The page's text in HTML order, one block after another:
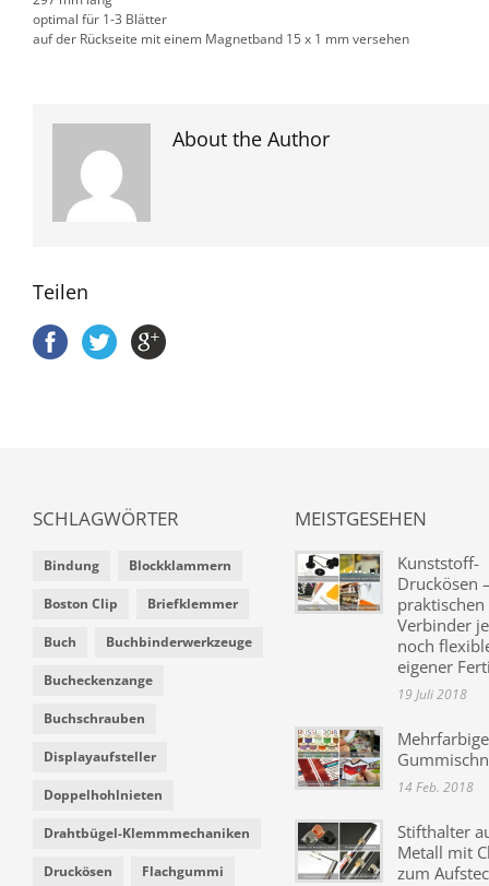
optimal für 1-3 Blätter
auf der Rückseite mit einem Magnetband 15 x 1 mm versehen
About the Author
Teilen
SCHLAGWÖRTER
Bindung Blockklammern
Boston Clip Briefklemmer
Buch Buchbinderwerkzeuge
Bucheckenzange
Buchschrauben
Displayaufsteller
Doppelhohlnieten
Drahtbügel-Klemmmechaniken
Druckösen Flachgummi
MEISTGESEHEN
Kunststoff-
Druckösen
praktischen
Verbinder
noch
eigener
19 Juli 2018
Mehrfarbige
14 Feb. 2018
Stifthalter
Metall mit
zum